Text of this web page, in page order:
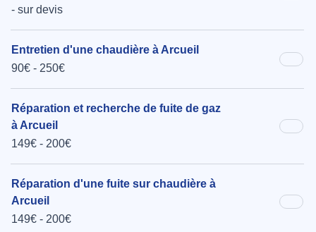
- sur devis
Entretien d'une chaudière à Arcueil
90€ - 250€
Réparation et recherche de fuite de gaz
à Arcueil
149€ - 200€
Réparation d'une fuite sur chaudière à
Arcueil
149€ - 200€